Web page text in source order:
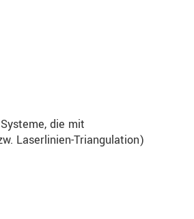
die mit
Laserlinien-Triangulation)